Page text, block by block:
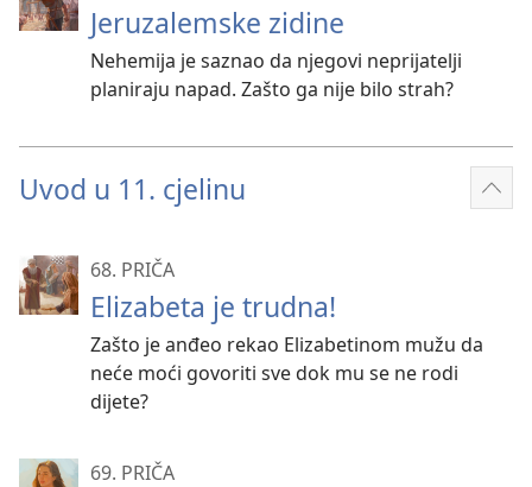
Jeruzalemske zidine
Nehemija je saznao da njegovi neprijatelji
planiraju napad. Zašto ga nije bilo strah?
Uvod u 11. cjelinu
68. PRIČA
Elizabeta je trudna!
Zašto je anđeo rekao Elizabetinom mužu da
neće moći govoriti sve dok mu se ne rodi
dijete?
69. PRIČA